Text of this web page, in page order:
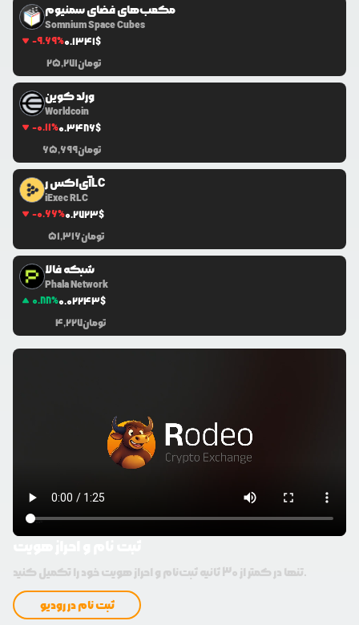
مکعب‌های فضای سمنیوم
Somnium Space Cubes
-9.69%0.1341$
25,271تومان
ورلد کوین
Worldcoin
-0.11%0.3486$
65,699تومان
آی‌اکس رLC
iExec RLC
-0.66%0.2723$
51,316تومان
شبکه فالا
Phala Network
0.88%0.02243$
4,227تومان
تنها در کمتر از 30 ثانیه ثبت‌نام و احراز هویت خود را تکمیل کنید.
ثبت نام در رودیو